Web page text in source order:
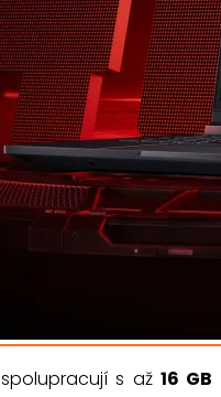
spolupracují s až 16 GB